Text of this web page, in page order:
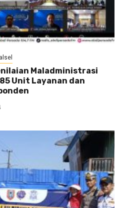
Maladministrasi
Unit Layanan dan